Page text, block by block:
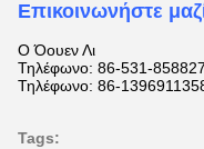
Επικοινωνήστε
Ο Όουεν Λι
Τηλέφωνο: 86-531-
Τηλέφωνο: 86-
Tags: